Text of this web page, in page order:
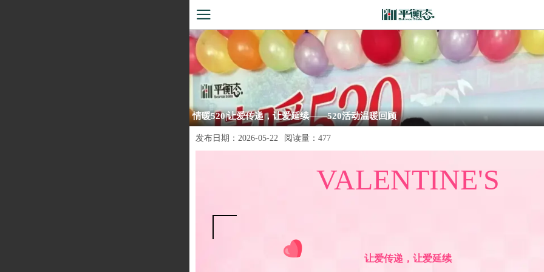
情暖520|让爱传递，让爱延续——520活动温暖回顾
发布日期： 2026-05-22 阅读量： 477
VALENTINE'S
让爱传递，让爱延续